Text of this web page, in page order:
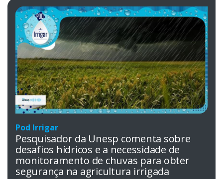
Pod Irrigar
Pesquisador da Unesp comenta sobre
desafios hídricos e a necessidade de
monitoramento de chuvas para obter
segurança na agricultura irrigada